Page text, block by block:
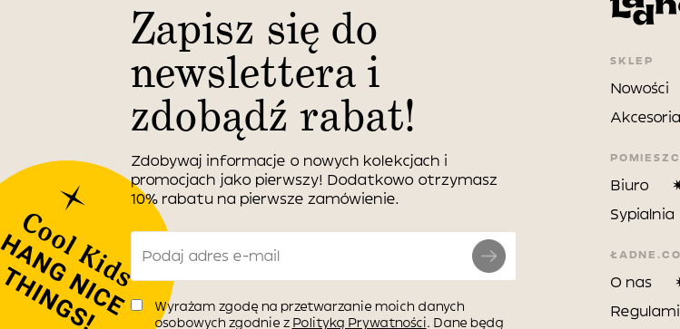
Zapisz się do
newslettera i
zdobądź rabat!
Zdobywaj informacje o nowych kolekcjach i
promocjach jako pierwszy! Dodatkowo otrzymasz
10% rabatu na pierwsze zamówienie.
Wyrażam zgodę na przetwarzanie moich danych
osobowych zgodnie z Polityką Prywatności. Dane będą
SKLEP
Nowości
Akcesoria
Biuro
Sypialnia
ŁADNE.CO
O nas